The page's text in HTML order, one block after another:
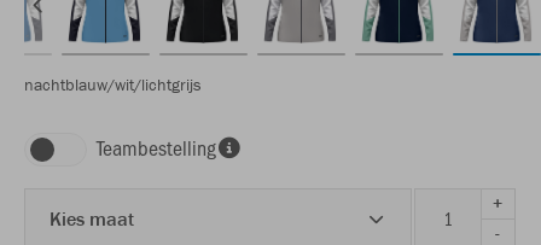
nachtblauw/wit/lichtgrijs
Teambestelling
Kies maat
+
-